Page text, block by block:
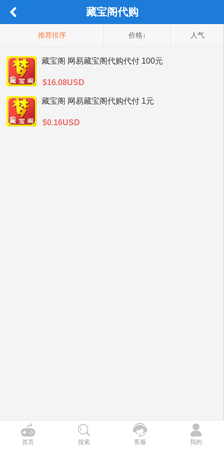
藏宝阁代购
推荐排序 价格↓ 人气
藏宝阁 网易藏宝阁代购代付 100元
$16.08USD
藏宝阁 网易藏宝阁代购代付 1元
$0.16USD
首页 搜索 客服 我的